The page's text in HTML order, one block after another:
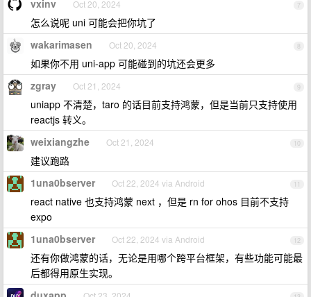
7
vxinv Oct 20, 2024
怎么说呢 uni 可能会把你坑了
8
wakarimasen Oct 20, 2024
如果你不用 uni-app 可能碰到的坑还会更多
9
zgray Oct 21, 2024
uniapp 不清楚，taro 的话目前支持鸿蒙，但是当前只支持使用
reactjs 转义。
10
weixiangzhe Oct 21, 2024
建议跑路
11
1una0bserver Oct 22, 2024 via Android
react native 也支持鸿蒙 next ，但是 rn for ohos 目前不支持
expo
12
1una0bserver Oct 22, 2024 via Android
还有你做鸿蒙的话，无论是用哪个跨平台框架，有些功能可能最
后都得用原生实现。